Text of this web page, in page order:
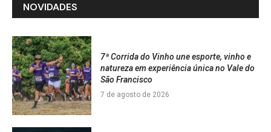
NOVIDADES
7ª Corrida do Vinho une esporte, vinho e
natureza em experiência única no Vale do
São Francisco
7 de agosto de 2026